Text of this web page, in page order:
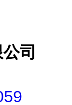
司